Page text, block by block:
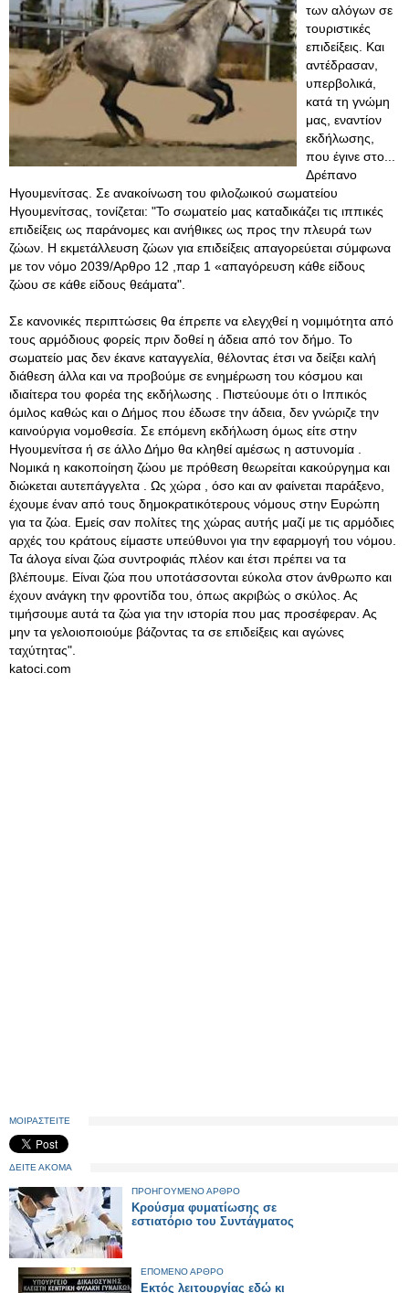
των αλόγων σε
τουριστικές
επιδείξεις. Και
αντέδρασαν,
υπερβολικά,
κατά τη γνώμη
μας, εναντίον
εκδήλωσης,
που έγινε στο...
Δρέπανο
Ηγουμενίτσας. Σε ανακοίνωση του φιλοζωικού σωματείου
Ηγουμενίτσας, τονίζεται: "Το σωματείο μας καταδικάζει τις ιππικές
επιδείξεις ως παράνομες και ανήθικες ως προς την πλευρά των
ζώων. Η εκμετάλλευση ζώων για επιδείξεις απαγορεύεται σύμφωνα
με τον νόμο 2039/Αρθρο 12 ,παρ 1 «απαγόρευση κάθε είδους
ζώου σε κάθε είδους θεάματα".
Σε κανονικές περιπτώσεις θα έπρεπε να ελεγχθεί η νομιμότητα από
τους αρμόδιους φορείς πριν δοθεί η άδεια από τον δήμο. Το
σωματείο μας δεν έκανε καταγγελία, θέλοντας έτσι να δείξει καλή
διάθεση άλλα και να προβούμε σε ενημέρωση του κόσμου και
ιδιαίτερα του φορέα της εκδήλωσης . Πιστεύουμε ότι ο Ιππικός
όμιλος καθώς και ο Δήμος που έδωσε την άδεια, δεν γνώριζε την
καινούργια νομοθεσία. Σε επόμενη εκδήλωση όμως είτε στην
Ηγουμενίτσα ή σε άλλο Δήμο θα κληθεί αμέσως η αστυνομία
Νομικά η κακοποίηση ζώου με πρόθεση θεωρείται κακούργημα και
διώκεται αυτεπάγγελτα . Ως χώρα , όσο και αν φαίνεται παράξενο,
έχουμε έναν από τους δημοκρατικότερους νόμους στην Ευρώπη
για τα ζώα. Εμείς σαν πολίτες της χώρας αυτής μαζί με τις αρμόδιες
αρχές του κράτους είμαστε υπεύθυνοι για την εφαρμογή του νόμου.
Τα άλογα είναι ζώα συντροφιάς πλέον και έτσι πρέπει να τα
βλέπουμε. Είναι ζώα που υποτάσσονται εύκολα στον άνθρωπο και
έχουν ανάγκη την φροντίδα του, όπως ακριβώς ο σκύλος. Ας
τιμήσουμε αυτά τα ζώα για την ιστορία που μας προσέφεραν. Ας
μην τα γελοιοποιούμε βάζοντας τα σε επιδείξεις και αγώνες
ταχύτητας".
katoci.com
ΜΟΙΡΑΣΤΕΙΤΕ
ΔΕΙΤΕ ΑΚΟΜΑ
ΠΡΟΗΓΟΥΜΕΝΟ ΑΡΘΡΟ
Κρούσμα φυματίωσης σε
εστιατόριο του Συντάγματος
ΕΠΟΜΕΝΟ ΑΡΘΡΟ
Εκτός λειτουργίας εδώ κι